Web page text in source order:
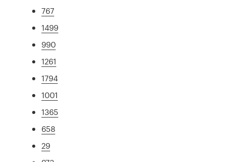
767
1499
990
1261
1794
1001
1365
658
29